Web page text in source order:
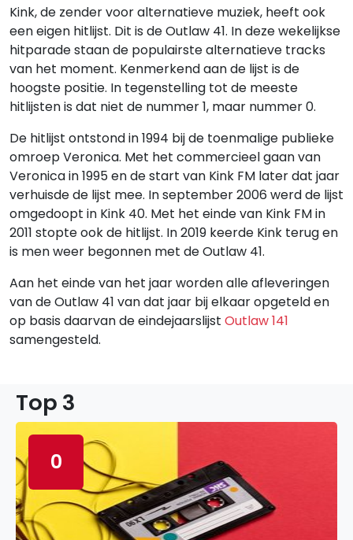
Kink, de zender voor alternatieve muziek, heeft ook
een eigen hitlijst. Dit is de Outlaw 41. In deze wekelijkse
hitparade staan de populairste alternatieve tracks
van het moment. Kenmerkend aan de lijst is de
hoogste positie. In tegenstelling tot de meeste
hitlijsten is dat niet de nummer 1, maar nummer 0.
De hitlijst ontstond in 1994 bij de toenmalige publieke
omroep Veronica. Met het commercieel gaan van
Veronica in 1995 en de start van Kink FM later dat jaar
verhuisde de lijst mee. In september 2006 werd de lijst
omgedoopt in Kink 40. Met het einde van Kink FM in
2011 stopte ook de hitlijst. In 2019 keerde Kink terug en
is men weer begonnen met de Outlaw 41.
Aan het einde van het jaar worden alle afleveringen
van de Outlaw 41 van dat jaar bij elkaar opgeteld en
op basis daarvan de eindejaarslijst Outlaw 141
samengesteld.
Top 3
0